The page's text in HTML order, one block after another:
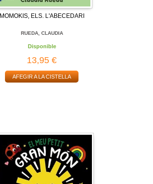
MOMOKIS, ELS. L'ABECEDARI
RUEDA, CLAUDIA
Disponible
13,95 €
AFEGIR A LA CISTELLA